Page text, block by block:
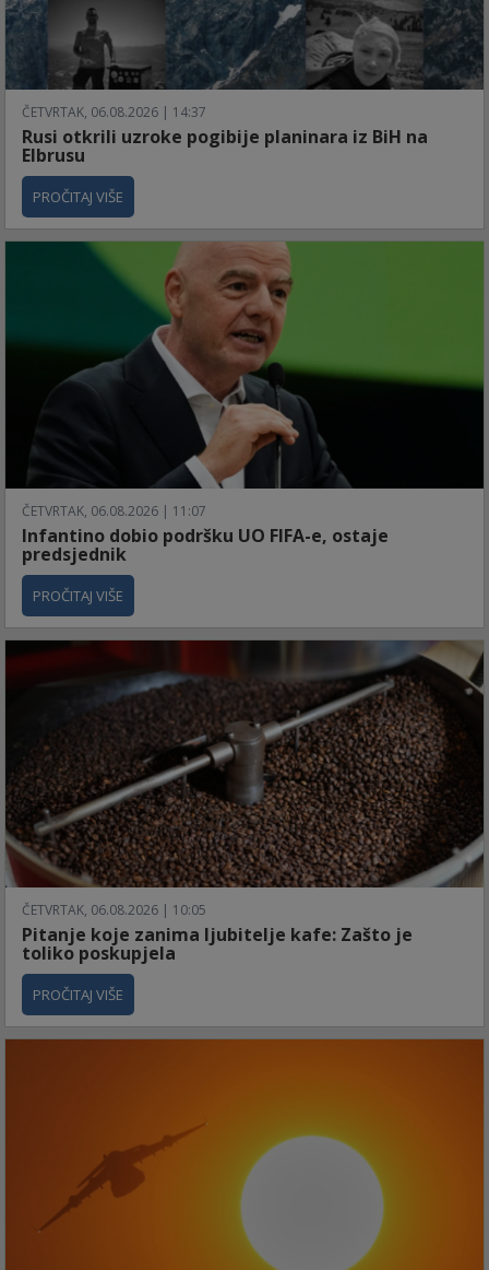
ČETVRTAK, 06.08.2026 | 14:37
Rusi otkrili uzroke pogibije planinara iz BiH na
Elbrusu
PROČITAJ VIŠE
ČETVRTAK, 06.08.2026 | 11:07
Infantino dobio podršku UO FIFA-e, ostaje
predsjednik
PROČITAJ VIŠE
ČETVRTAK, 06.08.2026 | 10:05
Pitanje koje zanima ljubitelje kafe: Zašto je
toliko poskupjela
PROČITAJ VIŠE